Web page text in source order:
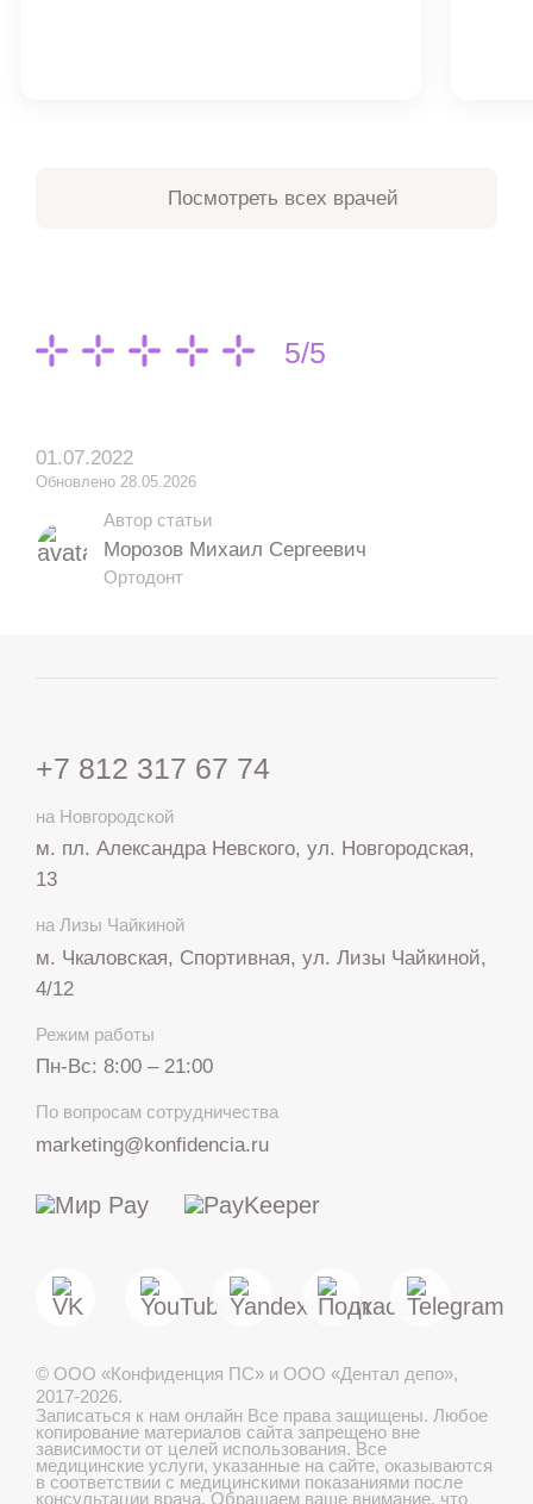
Посмотреть всех врачей
5/5
01.07.2022
Обновлено 28.05.2026
Автор статьи
Морозов Михаил Сергеевич
Ортодонт
+7 812 317 67 74
на Новгородской
м. пл. Александра Невского, ул. Новгородская,
13
на Лизы Чайкиной
м. Чкаловская, Спортивная, ул. Лизы Чайкиной,
4/12
Режим работы
Пн-Вс: 8:00 – 21:00
По вопросам сотрудничества
marketing@konfidencia.ru
© ООО «Конфиденция ПС» и ООО «Дентал депо»,
2017-2026.
Записаться к нам онлайн Все права защищены. Любое
копирование материалов сайта запрещено вне
зависимости от целей использования. Все
медицинские услуги, указанные на сайте, оказываются
в соответствии с медицинскими показаниями после
консультации врача. Обращаем ваше внимание, что
с 8:00 до 21:00
МАКС
Telegram
Записаться онлайн